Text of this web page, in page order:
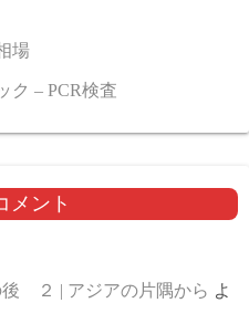
場
ク – PCR検査
メント
後 ２ | アジアの片隅から よ